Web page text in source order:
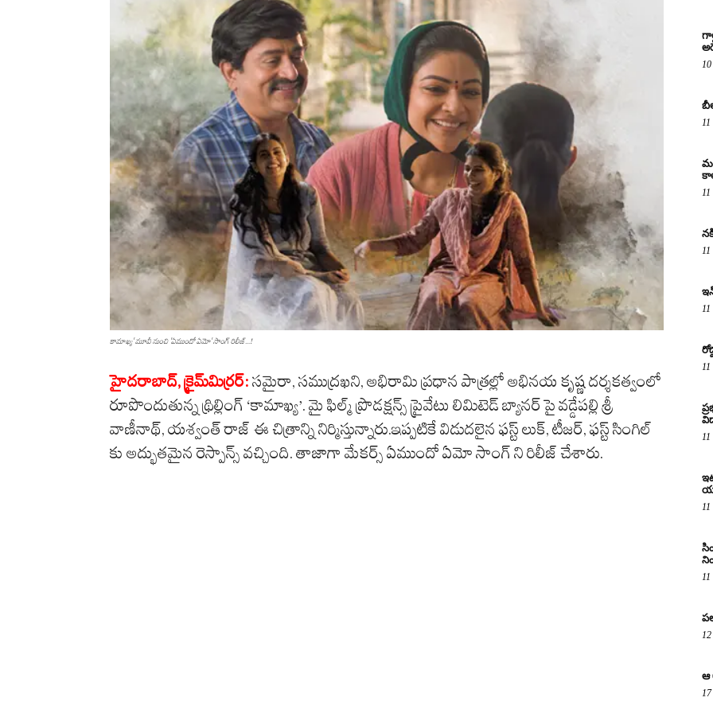
కామాఖ్య' మూవీ నుంచి 'ఏముందో ఏమో' సాంగ్ రిలీజ్...!
హైద‌రాబాద్‌, క్రైమ్‌మిర్ర‌ర్‌: సమైరా, సముద్రఖని, అభిరామి ప్రధాన పాత్రల్లో అభినయ కృష్ణ దర్శకత్వంలో
రూపొందుతున్న థ్రిల్లింగ్ ‘కామాఖ్య’. మై ఫిల్మ్ ప్రొడక్షన్స్ ప్రైవేటు లిమిటెడ్ బ్యానర్ పై వడ్డేపల్లి శ్రీ
వాణీనాథ్, యశ్వంత్ రాజ్ ఈ చిత్రాన్ని నిర్మిస్తున్నారు.ఇప్పటికే విడుదలైన ఫస్ట్ లుక్, టీజర్, ఫస్ట్ సింగిల్
కు అద్భుతమైన రెస్పాన్స్ వచ్చింది. తాజాగా మేకర్స్ ఏముందో ఏమో సాంగ్ ని రిలీజ్ చేశారు.
ఆ